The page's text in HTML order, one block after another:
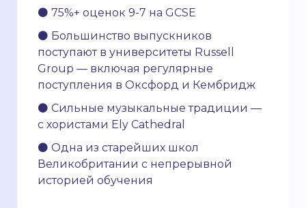
⚫ 75%+ оценок 9-7 на GCSE
⚫ Большинство выпускников
поступают в университеты Russell
Group — включая регулярные
поступления в Оксфорд и Кембридж
⚫ Сильные музыкальные традиции —
с хористами Ely Cathedral
⚫ Одна из старейших школ
Великобритании с непрерывной
историей обучения